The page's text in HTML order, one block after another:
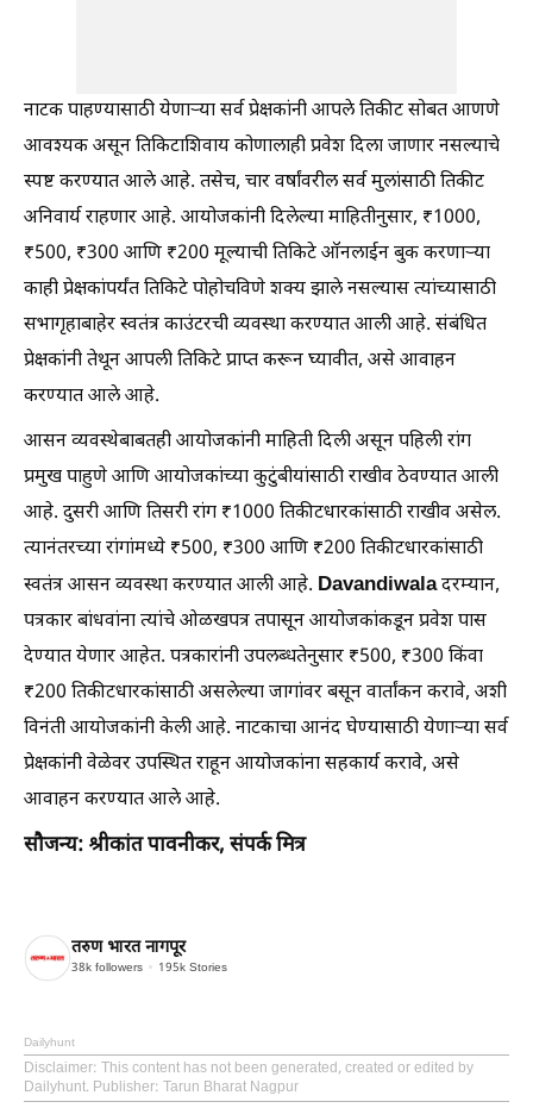
नाटक पाहण्यासाठी येणाऱ्या सर्व प्रेक्षकांनी आपले तिकीट सोबत आणणे
आवश्यक असून तिकिटाशिवाय कोणालाही प्रवेश दिला जाणार नसल्याचे
स्पष्ट करण्यात आले आहे. तसेच, चार वर्षांवरील सर्व मुलांसाठी तिकीट
अनिवार्य राहणार आहे. आयोजकांनी दिलेल्या माहितीनुसार, ₹1000,
₹500, ₹300 आणि ₹200 मूल्याची तिकिटे ऑनलाईन बुक करणाऱ्या
काही प्रेक्षकांपर्यंत तिकिटे पोहोचविणे शक्य झाले नसल्यास त्यांच्यासाठी
सभागृहाबाहेर स्वतंत्र काउंटरची व्यवस्था करण्यात आली आहे. संबंधित
प्रेक्षकांनी तेथून आपली तिकिटे प्राप्त करून घ्यावीत, असे आवाहन
करण्यात आले आहे.
आसन व्यवस्थेबाबतही आयोजकांनी माहिती दिली असून पहिली रांग
प्रमुख पाहुणे आणि आयोजकांच्या कुटुंबीयांसाठी राखीव ठेवण्यात आली
आहे. दुसरी आणि तिसरी रांग ₹1000 तिकीटधारकांसाठी राखीव असेल.
त्यानंतरच्या रांगांमध्ये ₹500, ₹300 आणि ₹200 तिकीटधारकांसाठी
स्वतंत्र आसन व्यवस्था करण्यात आली आहे. Davandiwalaदरम्यान,
पत्रकार बांधवांना त्यांचे ओळखपत्र तपासून आयोजकांकडून प्रवेश पास
देण्यात येणार आहेत. पत्रकारांनी उपलब्धतेनुसार ₹500, ₹300 किंवा
₹200 तिकीटधारकांसाठी असलेल्या जागांवर बसून वार्तांकन करावे, अशी
विनंती आयोजकांनी केली आहे. नाटकाचा आनंद घेण्यासाठी येणाऱ्या सर्व
प्रेक्षकांनी वेळेवर उपस्थित राहून आयोजकांना सहकार्य करावे, असे
आवाहन करण्यात आले आहे.
सौजन्य: श्रीकांत पावनीकर, संपर्क मित्र
तरुण भारत नागपूर
38k followers 195k Stories
Dailyhunt
Disclaimer: This content has not been generated, created or edited by
Dailyhunt. Publisher: Tarun Bharat Nagpur